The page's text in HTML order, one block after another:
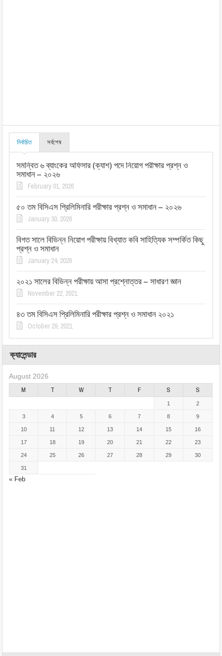
নির্বাচিত সর্বশেষ
সমন্বিত ৬ ব্যাংকের অফিসার (ক্যাশ) পদে নিয়োগ পরীক্ষার প্রশ্ন ও
সমাধান – ২০২৬
February 01, 2026
৫০ তম বিসিএস প্রিলিমিনারি পরীক্ষার প্রশ্ন ও সমাধান – ২০২৬
January 30, 2026
বিগত সালে বিভিন্ন নিয়োগ পরীক্ষায় বিখ্যাত কবি সাহিত্যিক সম্পর্কিত কিছু
প্রশ্ন ও সমাধান
January 24, 2026
২০২১ সালের বিভিন্ন পরীক্ষায় আসা প্রশ্নোত্তর – সাধারণ জ্ঞান
November 22, 2021
৪৩ তম বিসিএস প্রিলিমিনারি পরীক্ষার প্রশ্ন ও সমাধান ২০২১
October 29, 2021
ক্যালেন্ডার
August 2026
M T W T F S S
« Feb
1 2
3 4 5 6 7 8 9
10 11 12 13 14 15 16
17 18 19 20 21 22 23
24 25 26 27 28 29 30
31